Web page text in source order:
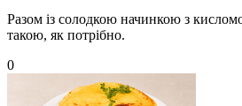
Разом із солодкою начинкою з
такою, як потрібно.
0